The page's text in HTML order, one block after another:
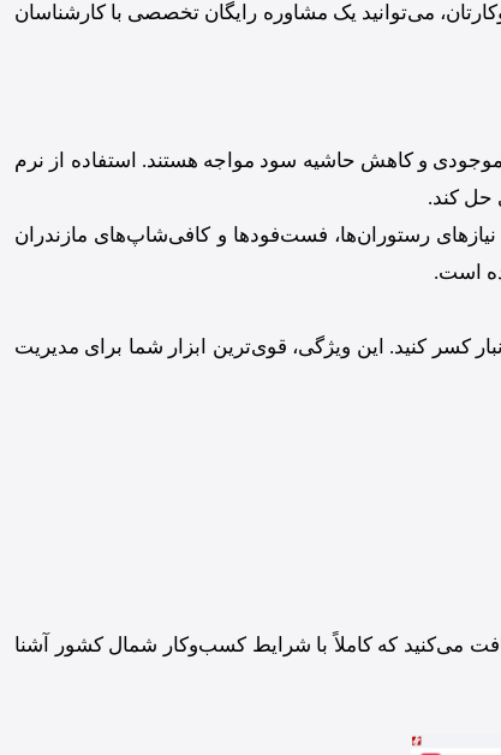
می‌توانید یک مشاوره رایگان تخصصی با کارشناسان
موجودی و کاهش حاشیه سود مواجه هستند. استفاده از نرم
حل کند.
رستوران‌ها، فست‌فودها و کافی‌شاپ‌های مازندران
است.
کسر کنید. این ویژگی، قوی‌ترین ابزار شما برای مدیریت
می‌کنید که کاملاً با شرایط کسب‌وکار شمال کشور آشنا